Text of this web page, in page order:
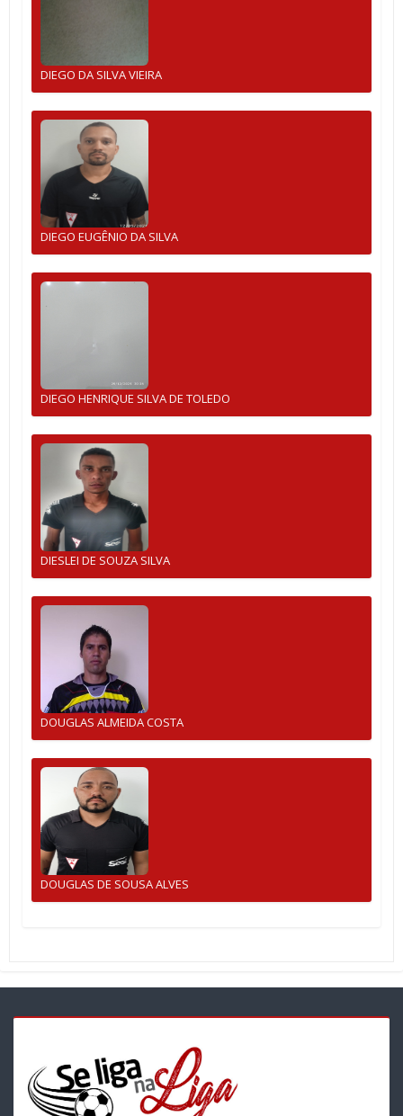
DIEGO DA SILVA VIEIRA
DIEGO EUGÊNIO DA SILVA
DIEGO HENRIQUE SILVA DE TOLEDO
DIESLEI DE SOUZA SILVA
DOUGLAS ALMEIDA COSTA
DOUGLAS DE SOUSA ALVES